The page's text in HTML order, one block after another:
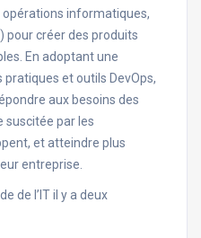
informatiques,
pour créer des produits
En adoptant une
pratiques et outils DevOps,
aux besoins des
suscitée par les
et atteindre plus
entreprise.
de l’IT il y a deux